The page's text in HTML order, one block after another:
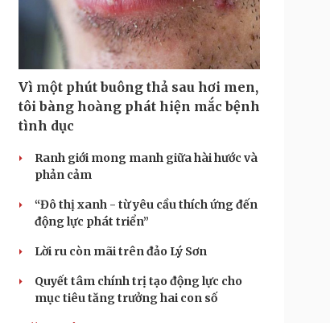
Vì một phút buông thả sau hơi men,
tôi bàng hoàng phát hiện mắc bệnh
tình dục
Ranh giới mong manh giữa hài hước và
phản cảm
“Đô thị xanh - từ yêu cầu thích ứng đến
động lực phát triển”
Lời ru còn mãi trên đảo Lý Sơn
Quyết tâm chính trị tạo động lực cho
mục tiêu tăng trưởng hai con số